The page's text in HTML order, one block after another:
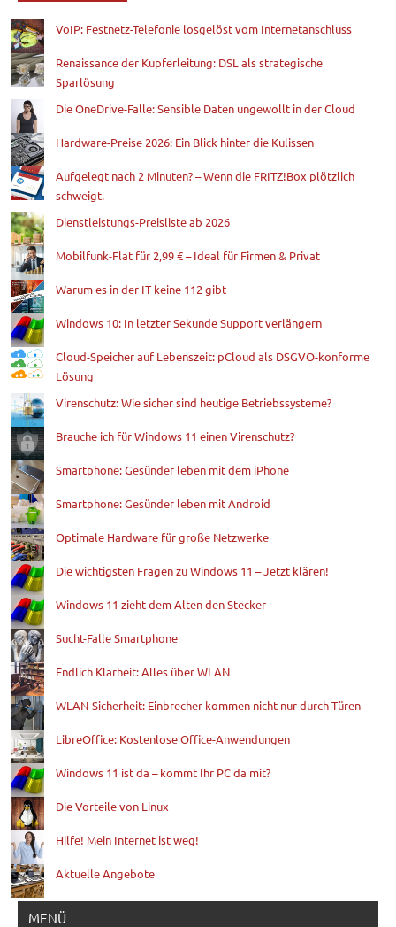
Blog VoIP: Festnetz-Telefonie losgelöst vom Internetanschluss
Renaissance der Kupferleitung: DSL als strategische
Sparlösung
Die OneDrive-Falle: Sensible Daten ungewollt in der Cloud
Hardware-Preise 2026: Ein Blick hinter die Kulissen
Aufgelegt nach 2 Minuten? – Wenn die FRITZ!Box plötzlich
schweigt.
Dienstleistungs-Preisliste ab 2026
Mobilfunk-Flat für 2,99 € – Ideal für Firmen & Privat
Warum es in der IT keine 112 gibt
Windows 10: In letzter Sekunde Support verlängern
Cloud-Speicher auf Lebenszeit: pCloud als DSGVO-konforme
Lösung
Virenschutz: Wie sicher sind heutige Betriebssysteme?
Brauche ich für Windows 11 einen Virenschutz?
Smartphone: Gesünder leben mit dem iPhone
Smartphone: Gesünder leben mit Android
Optimale Hardware für große Netzwerke
Die wichtigsten Fragen zu Windows 11 – Jetzt klären!
Windows 11 zieht dem Alten den Stecker
Sucht-Falle Smartphone
Endlich Klarheit: Alles über WLAN
WLAN-Sicherheit: Einbrecher kommen nicht nur durch Türen
LibreOffice: Kostenlose Office-Anwendungen
Windows 11 ist da – kommt Ihr PC da mit?
Die Vorteile von Linux
Hilfe! Mein Internet ist weg!
Aktuelle Angebote
MENÜ